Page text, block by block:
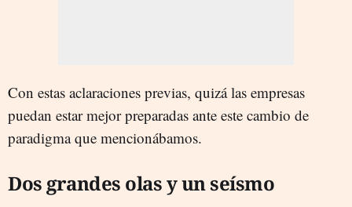
Con estas aclaraciones previas, quizá las empresas
puedan estar mejor preparadas ante este cambio de
paradigma que mencionábamos.
Dos grandes olas y un seísmo